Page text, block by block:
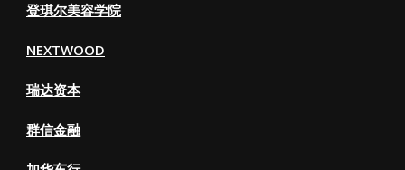
登琪尔美容学院
NEXTWOOD
瑞达资本
群信金融